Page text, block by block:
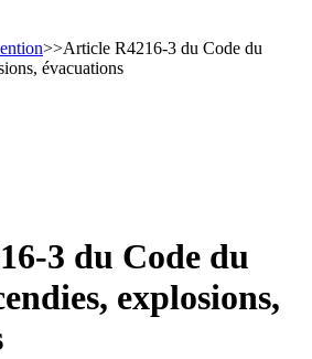
>>Article R4216-3 du Code du
évacuations
3 du Code du
explosions,